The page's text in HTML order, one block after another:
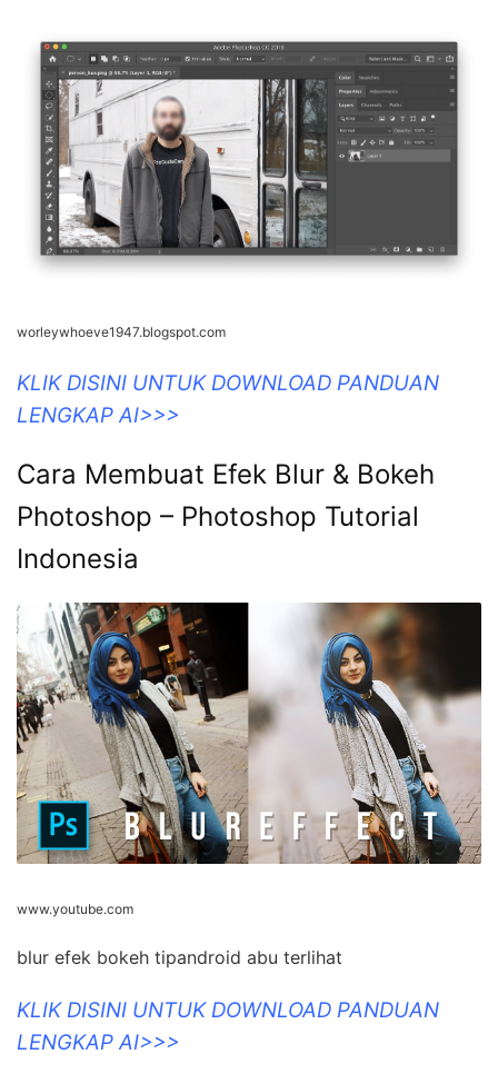
worleywhoeve1947.blogspot.com
KLIK DISINI UNTUK DOWNLOAD PANDUAN
LENGKAP AI>>>
Cara Membuat Efek Blur & Bokeh
Photoshop – Photoshop Tutorial
Indonesia
www.youtube.com
blur efek bokeh tipandroid abu terlihat
KLIK DISINI UNTUK DOWNLOAD PANDUAN
LENGKAP AI>>>